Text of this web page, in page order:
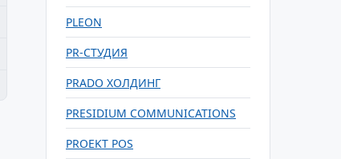
PLEON
PR-СТУДИЯ
PRADO ХОЛДИНГ
PRESIDIUM COMMUNICATIONS
PROEKT POS